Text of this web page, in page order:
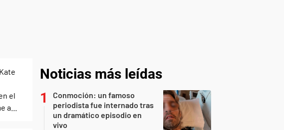
Noticias más leídas
Conmoción: un famoso
periodista fue internado tras
un dramático episodio en
vivo